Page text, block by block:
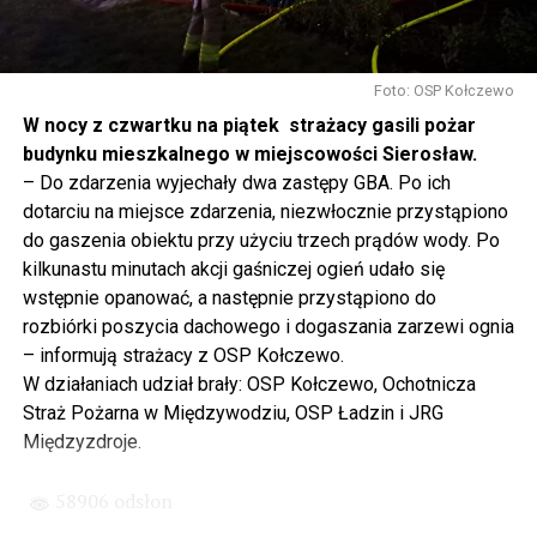
się tutaj nie kończy, Polska się tutaj zaczyna.
Gdyby nie determinacja rządu Prawa i Sprawiedliwości,
to tunel pod Świną do dzisiaj byłby w sferze
projektowania i dyskusji. Ważny tutaj był wkład
samorządu, ale to rząd PiS podjął w tej sprawie
najważniejsze decyzje. Powstał dzięki ogromnej
determinacji rządu najpierw Pani Premier Beaty Szydło,
a następnie Pana Premiera Mateusza Morawieckiego.
Chciałbym podziękować Panu Premierowi za to jak
osobiście pilnował powstania tej inwestycji. Cieszymy
się, że turyści również korzystają z tunelu, cieszymy się,
że wśród tych 4 milionów samochodów, które
przejechały już otwartym tunelem w Świnoujściu,
przyjechało tutaj do nas tak wielu turystów z zagranicy
– powiedział Wiceprezes PiS Joachim Brudziński w
Foto: OSP Kołczewo
W nocy z czwartku na piątek strażacy gasili pożar
budynku mieszkalnego w miejscowości Sierosław.
– Do zdarzenia wyjechały dwa zastępy GBA. Po ich
dotarciu na miejsce zdarzenia, niezwłocznie przystąpiono
do gaszenia obiektu przy użyciu trzech prądów wody. Po
kilkunastu minutach akcji gaśniczej ogień udało się
wstępnie opanować, a następnie przystąpiono do
rozbiórki poszycia dachowego i dogaszania zarzewi ognia
– informują strażacy z OSP Kołczewo.
W działaniach udział brały: OSP Kołczewo, Ochotnicza
Straż Pożarna w Międzywodziu, OSP Ładzin i JRG
Międzyzdroje.